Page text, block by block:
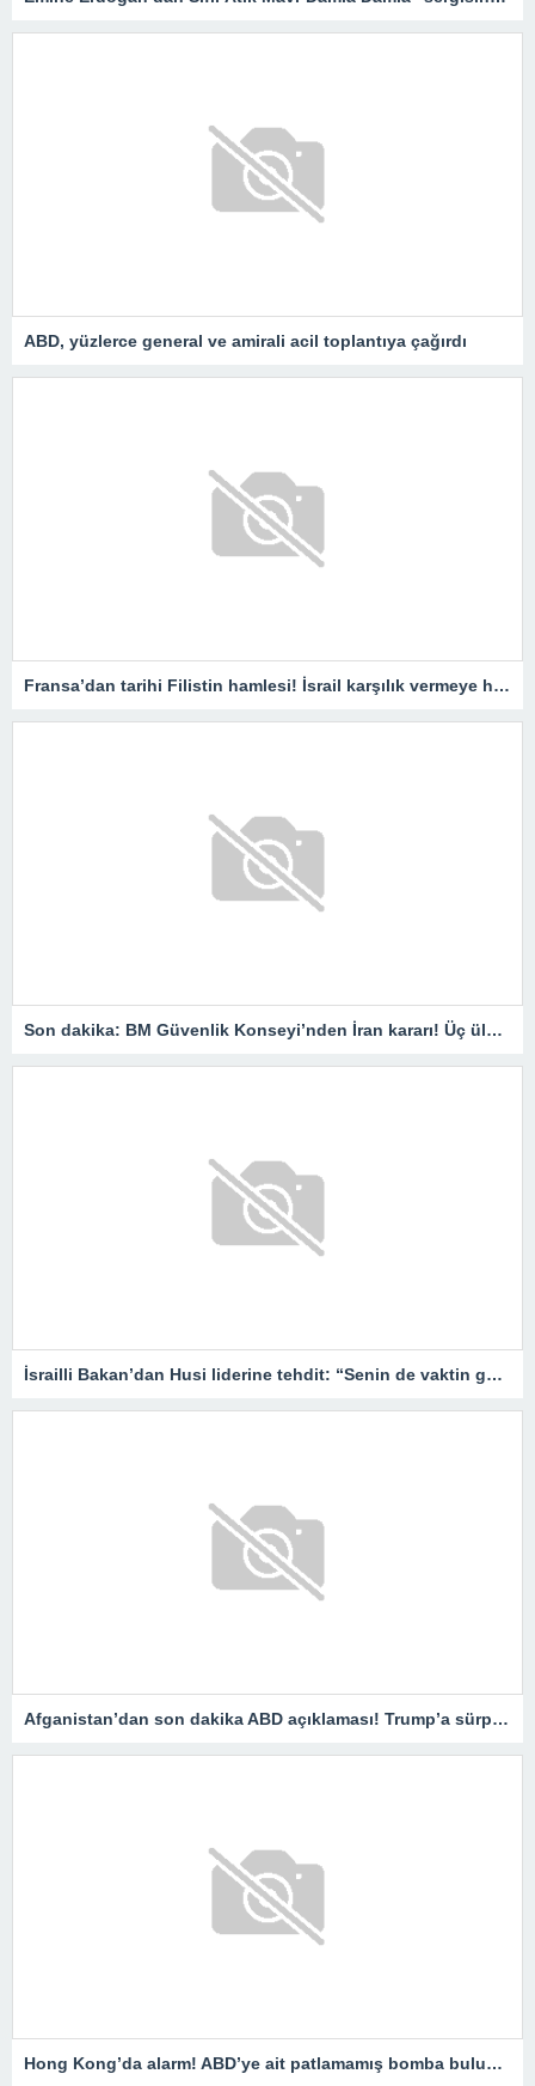
ABD, yüzlerce general ve amirali acil toplantıya çağırdı
Fransa’dan tarihi Filistin hamlesi! İsrail karşılık vermeye hazırlanıyor
Son dakika: BM Güvenlik Konseyi’nden İran kararı! Üç ülkeye sert tepki
İsrailli Bakan’dan Husi liderine tehdit: “Senin de vaktin gelecek”
Afganistan’dan son dakika ABD açıklaması! Trump’a sürpriz Bagram yanıtı!
Hong Kong’da alarm! ABD’ye ait patlamamış bomba bulundu! Binlerce kişi tahliye ediliyor